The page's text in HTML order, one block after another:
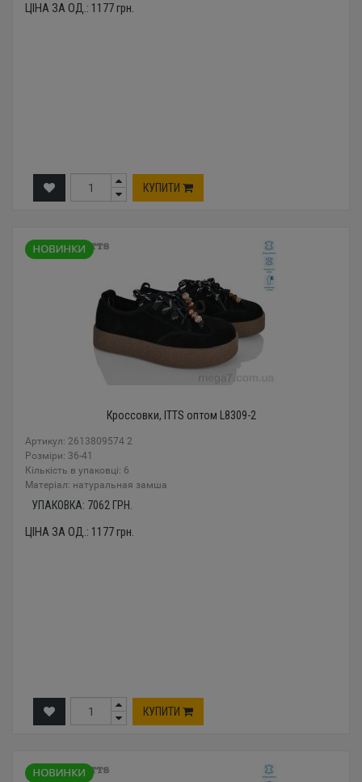
ЦІНА ЗА ОД.: 1177грн.
КУПИТИ
Кроссовки, ITTS оптом L8309-2
Артикул: 2613809574 2
Розміри: 36-41
Кількість в упаковці: 6
Mатеріал: натуральная замша
УПАКОВКА: 7062 ГРН.
ЦІНА ЗА ОД.: 1177грн.
КУПИТИ